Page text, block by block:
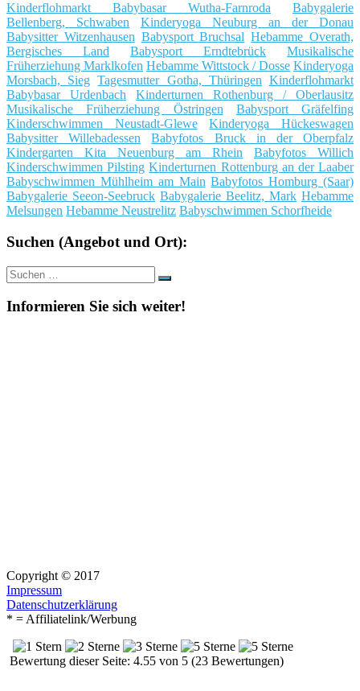
Kinderflohmarkt Babybasar Wutha-Farnroda
Babygalerie
Bellenberg, Schwaben
Kinderyoga Neuburg an der Donau
Babysitter Witzenhausen Babysport Bruchsal Hebamme Overath,
Bergisches Land
Babysport Erndtebrück
Musikalische
Früherziehung Marklkofen Hebamme Wittstock / Dosse Kinderyoga
Morsbach, Sieg Tagesmutter Gotha, Thüringen Kinderflohmarkt
Babybasar Urdenbach
Kinderturnen Rothenburg / Oberlausitz
Musikalische Früherziehung Östringen
Babysport Gräfelfing
Kinderschwimmen Neustadt-Glewe
Kinderyoga Hückeswagen
Babysitter Willebadessen
Babyfotos Bruck in der Oberpfalz
Kindergarten Kita Neuenburg am Rhein
Babyfotos Willich
Kinderschwimmen Pilsting Kinderturnen Rottenburg an der Laaber
Babyschwimmen Mühlheim am Main Babyfotos Homburg (Saar)
Babygalerie Seeon-Seebruck Babygalerie Beelitz, Mark Hebamme
Melsungen Hebamme Neustrelitz Babyschwimmen Schorfheide
Suchen (Angebot und Ort):
Suche
nach:
Suchen
Informieren Sie sich weiter!
Copyright © 2017
Impressum
Datenschutzerklärung
* = Affiliatelink/Werbung
Bewertung dieser Seite: 4.55 von 5 (23 Bewertungen)